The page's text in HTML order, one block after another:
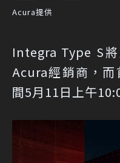
Acura提供
Integra Type S
Acura經銷商，
間5月11日上午